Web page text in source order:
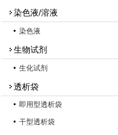
染色液/溶液
染色液
生物试剂
生化试剂
透析袋
即用型透析袋
干型透析袋